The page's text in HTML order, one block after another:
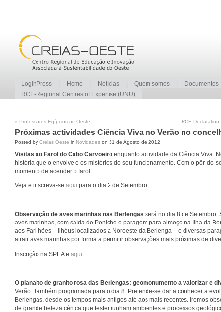
LoginPress Home Notícias Quem somos
Documentos
RCE-Regional Centres of Expertise (UNU)
« Professores Egípcios no Oeste RCE
Próximas actividades Ciência Viva no Verão no
Posted by Creias Oeste in Novidades on 31 de Agosto de 2012
Visitas ao Farol do Cabo Carvoeiro enquanto actividade da Ciência Viva.
história que o envolve e os mistérios do seu funcionamento. Com o pôr-do-
momento de acender o farol.
Veja e inscreva-se aqui para o dia 2 de Setembro.
Observação de aves marinhas nas Berlengas será no dia 8 de Setembro.
aves marinhas, com saída de Peniche e paragem para almoço na Ilha da
aos Farilhões – ilhéus localizados a Noroeste da Berlenga – e diversas
atrair aves marinhas por forma a permitir observações mais próximas de
Inscrição na SPEA e aqui
O planalto de granito rosa das Berlengas: geomonumento a valorizar e
Verão. Também programada para o dia 8. Pretende-se dar a conhecer a
Berlengas, desde os tempos mais antigos até aos mais recentes. Iremos
de grande beleza cénica que testemunham ambientes e processos